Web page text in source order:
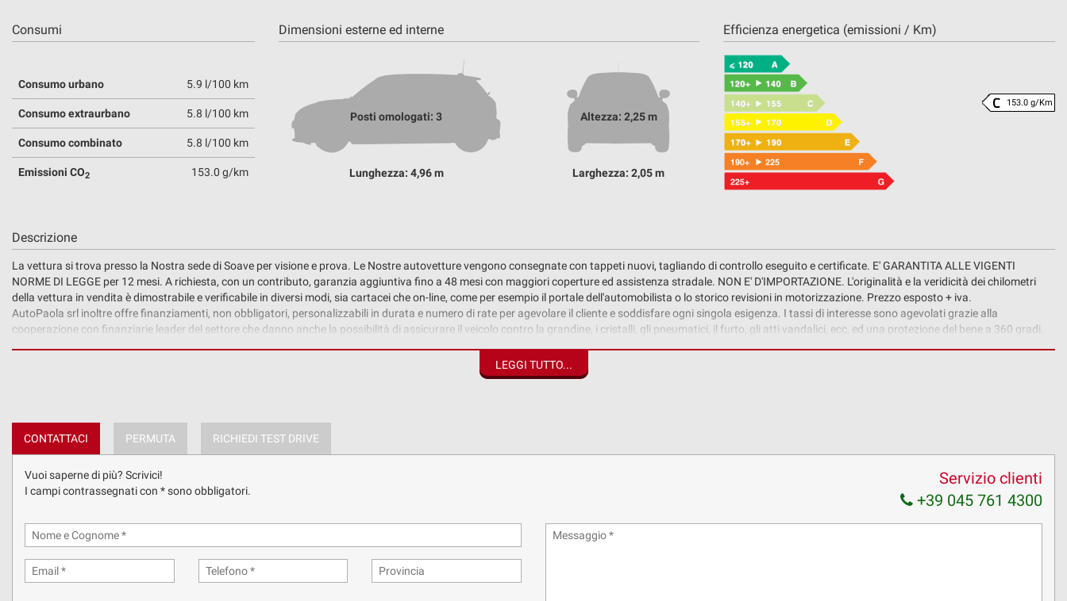
Consumi
Consumo urbano 5.9 l/100 km
Consumo extraurbano 5.8 l/100 km
Consumo combinato 5.8 l/100 km
Emissioni CO2 153.0 g/km
Dimensioni esterne ed interne
Posti omologati: 3
Lunghezza: 4,96 m
Altezza: 2,25 m
Larghezza: 2,05 m
Efficienza energetica (emissioni / Km)
153.0 g/Km
Descrizione
La vettura si trova presso la Nostra sede di Soave per visione e prova. Le Nostre autovetture vengono consegnate con tappeti nuovi, tagliando di controllo eseguito e certificate. E' GARANTITA ALLE VIGENTI
NORME DI LEGGE per 12 mesi. A richiesta, con un contributo, garanzia aggiuntiva fino a 48 mesi con maggiori coperture ed assistenza stradale. NON E' D'IMPORTAZIONE. L'originalità e la veridicità dei chilometri
della vettura in vendita è dimostrabile e verificabile in diversi modi, sia cartacei che on-line, come per esempio il portale dell'automobilista o lo storico revisioni in motorizzazione. Prezzo esposto + iva.
AutoPaola srl inoltre offre finanziamenti, non obbligatori, personalizzabili in durata e numero di rate per agevolare il cliente e soddisfare ogni singola esigenza. I tassi di interesse sono agevolati grazie alla
cooperazione con finanziarie leader del settore che danno anche la possibilità di assicurare il veicolo contro la grandine, i cristalli, gli pneumatici, il furto, gli atti vandalici, ecc, ed una protezione del bene a 360 gradi.
LE FOTO DELL'AUTO SONO REALI E NON MODIFICATE. Tuttavia, le informazioni potrebbero contenere delle imprecisioni involontarie. Questa descrizione non ha valore contrattuale ed alcuni dati e caratteristiche
LEGGI TUTTO...
CONTATTACI PERMUTA RICHIEDI TEST DRIVE
Vuoi saperne di più? Scrivici!
I campi contrassegnati con * sono obbligatori.
Servizio clienti
+39 045 761 4300
policy.
e
modificare
le
tue
scelte
in
qualsiasi
Cookie necessari
Cookie di marketing